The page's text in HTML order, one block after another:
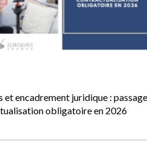
et encadrement juridique : passage
obligatoire en 2026